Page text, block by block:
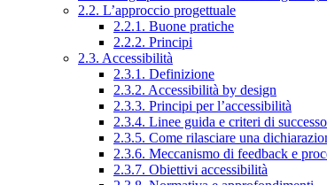
2.2. L’approccio progettuale
2.2.1. Buone pratiche
2.2.2. Principi
2.3. Accessibilità
2.3.1. Definizione
2.3.2. Accessibilità by design
2.3.3. Principi per l’accessibilità
2.3.4. Linee guida e criteri di successo
2.3.5. Come rilasciare una
2.3.6. Meccanismo di feedback e
2.3.7. Obiettivi accessibilità